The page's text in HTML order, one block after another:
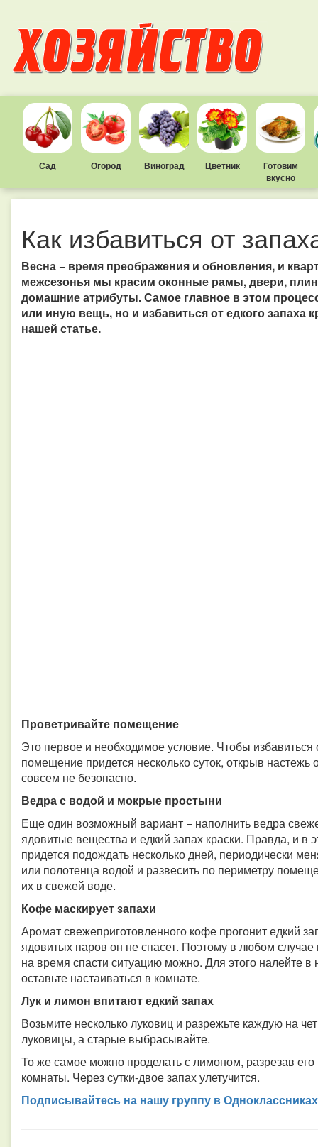
Сад Огород Виноград Цветник
Готовим
вкусно
Как избавиться от
Весна − время преображения и обновления, и
межсезонья мы красим оконные рамы, двери,
домашние атрибуты. Самое главное в этом
или иную вещь, но и избавиться от едкого запаха
нашей статье.
Проветривайте помещение
Это первое и необходимое условие. Чтобы избавиться
помещение придется несколько суток, открыв настежь
совсем не безопасно.
Ведра с водой и мокрые простыни
Еще один возможный вариант − наполнить ведра
ядовитые вещества и едкий запах краски. Правда, и в
придется подождать несколько дней, периодически
или полотенца водой и развесить по периметру
их в свежей воде.
Кофе маскирует запахи
Аромат свежеприготовленного кофе прогонит едкий
ядовитых паров он не спасет. Поэтому в любом
на время спасти ситуацию можно. Для этого налейте
оставьте настаиваться в комнате.
Лук и лимон впитают едкий запах
Возьмите несколько луковиц и разрежьте каждую на
луковицы, а старые выбрасывайте.
То же самое можно проделать с лимоном, разрезав
комнаты. Через сутки-двое запах улетучится.
Подписывайтесь на нашу группу в Одноклассниках